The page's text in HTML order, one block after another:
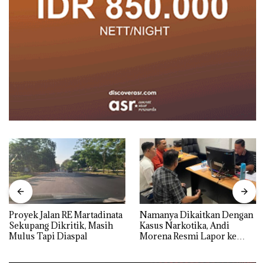
Proyek Jalan RE Martadinata
Sekupang Dikritik, Masih
Mulus Tapi Diaspal
Namanya Dikaitkan Dengan
Kasus Narkotika, Andi
Morena Resmi Lapor ke